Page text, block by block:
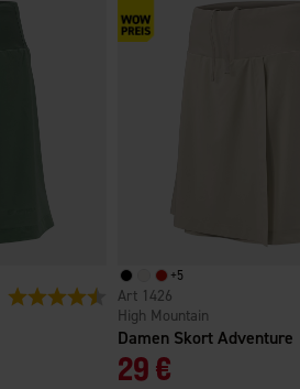
Bewertung: 4.7 von 5 Sternen
+5
Damen Skort Adventure
High Mountain
1426
29 €